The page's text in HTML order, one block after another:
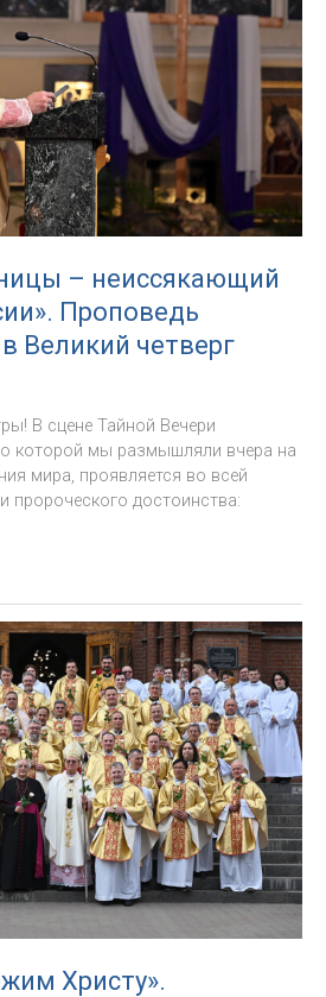
– неиссякающий
Проповедь
Великий четверг
В сцене Тайной Вечери
о которой мы размышляли вчера на
мира, проявляется во всей
пророческого достоинства:
Христу».